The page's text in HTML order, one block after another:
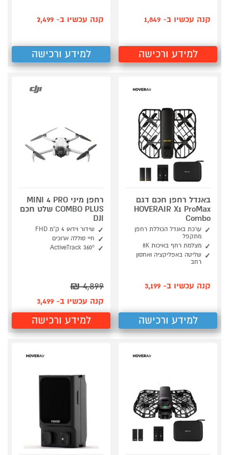
קנה עכשיו ב- 1,849
למידע ורכישה
קנה עכשיו ב- 2,499
למידע ורכישה
באנדל רחפן חכם דגם
HOVERAIR X1 ProMax
Combo
ערכת באנדל הכוללת רחפן
מתקפל
מצלמת רחף באיכות 8K
שליטה באפליקציה ואחסון
רחב
קנה עכשיו ב- 3,199
למידע ורכישה
רחפן מיני MINI 4 PRO
COMBO PLUS שלט חכם
DJI
שידור וידאו 4 ק”מ FHD
חיי סוללה ארוכים
ActiveTrack 360°
4,899
₪
קנה עכשיו ב- 3,499
למידע ורכישה